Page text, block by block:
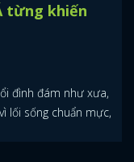
từng khiến
đình đám như xưa,
lối sống chuẩn mực,